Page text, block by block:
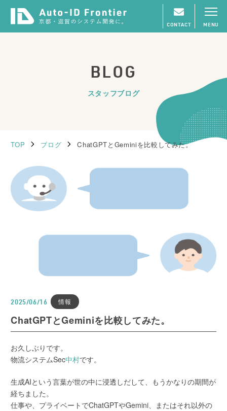
CONTACT MENU
BLOG
スタッフブログ
TOP ブログ ChatGPTとGeminiを比較してみた。
2025/06/16 情報
ChatGPTとGeminiを比較してみた。
お久しぶりです。
物流システムSec中村です。
生成AIという言葉が世の中に浸透しだして、もうかなりの期間が
経ちました。
仕事や、プライベートでChatGPTやGemini、またはそれ以外の